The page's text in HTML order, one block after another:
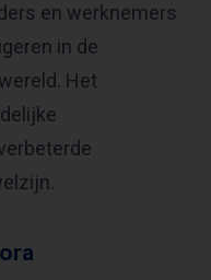
en werknemers
in de
Het